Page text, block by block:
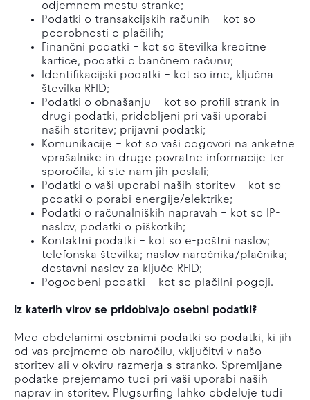
odjemnem mestu stranke;
Podatki o transakcijskih računih – kot so
podrobnosti o plačilih;
Finančni podatki – kot so številka kreditne
kartice, podatki o bančnem računu;
Identifikacijski podatki – kot so ime, ključna
številka RFID;
Podatki o obnašanju – kot so profili strank in
drugi podatki, pridobljeni pri vaši uporabi
naših storitev; prijavni podatki;
Komunikacije – kot so vaši odgovori na anketne
vprašalnike in druge povratne informacije ter
sporočila, ki ste nam jih poslali;
Podatki o vaši uporabi naših storitev – kot so
podatki o porabi energije/elektrike;
Podatki o računalniških napravah – kot so IP-
naslov, podatki o piškotkih;
Kontaktni podatki – kot so e-poštni naslov;
telefonska številka; naslov naročnika/plačnika;
dostavni naslov za ključe RFID;
Pogodbeni podatki – kot so plačilni pogoji.
Iz katerih virov se pridobivajo osebni podatki?
Med obdelanimi osebnimi podatki so podatki, ki jih
od vas prejmemo ob naročilu, vključitvi v našo
storitev ali v okviru razmerja s stranko. Spremljane
podatke prejemamo tudi pri vaši uporabi naših
naprav in storitev. Plugsurfing lahko obdeluje tudi